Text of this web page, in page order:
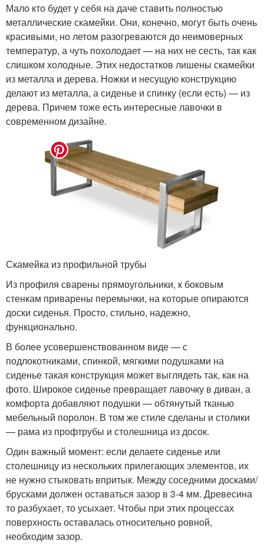
Мало кто будет у себя на даче ставить полностью
металлические скамейки. Они, конечно, могут быть очень
красивыми, но летом разогреваются до неимоверных
температур, а чуть похолодает — на них не сесть, так как
слишком холодные. Этих недостатков лишены скамейки
из металла и дерева. Ножки и несущую конструкцию
делают из металла, а сиденье и спинку (если есть) — из
дерева. Причем тоже есть интересные лавочки в
современном дизайне.
Скамейка из профильной трубы
Из профиля сварены прямоугольники, к боковым
стенкам приварены перемычки, на которые опираются
доски сиденья. Просто, стильно, надежно,
функционально.
В более усовершенствованном виде — с
подлокотниками, спинкой, мягкими подушками на
сиденье такая конструкция может выглядеть так, как на
фото. Широкое сиденье превращает лавочку в диван, а
комфорта добавляют подушки — обтянутый тканью
мебельный поролон. В том же стиле сделаны и столики
— рама из профтрубы и столешница из досок.
Один важный момент: если делаете сиденье или
столешницу из нескольких прилегающих элементов, их
не нужно стыковать впритык. Между соседними досками/
брусками должен оставаться зазор в 3-4 мм. Древесина
то разбухает, то усыхает. Чтобы при этих процессах
поверхность оставалась относительно ровной,
необходим зазор.